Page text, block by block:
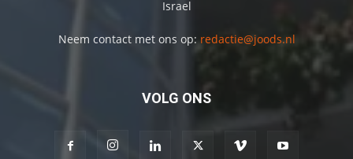
Israel
Neem contact met ons op: redactie@joods.nl
VOLG ONS